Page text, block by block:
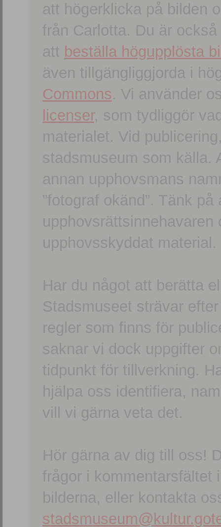
att högerklicka på bilden
från Carlotta. Du är
att beställa högupplösta
även tillgängliggjorda i
Commons. Vi använder
licenser, som tydliggör
materialet. Vid
stadsmuseum som källa.
annan upphovsmans
”fotograf okänd”. Tänk
upphovsskyddat material.
Har du något att berätta
Stadsmuseet strävar
regler som finns för
saknar vi dock uppgifter
tidpunkt för tillverkning.
hjälpa oss identifiera,
vill vi gärna veta det.
Hör gärna av dig till oss!
frågor i kommentarsfältet
bilderna, eller kontakta